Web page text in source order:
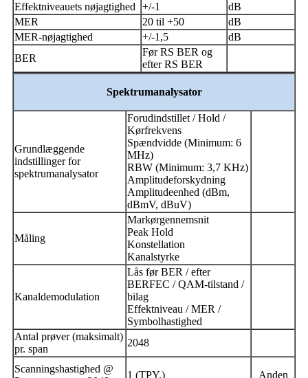
Effektniveauets nøjagtighed
+/-1
dB
MER
20 til +50
dB
MER-nøjagtighed
+/-1,5
dB
BER
Før RS BER og
efter RS ​​BER
Spektrumanalysator
Grundlæggende
indstillinger for
spektrumanalysator
Forudindstillet / Hold /
Kørfrekvens
Spændvidde (Minimum: 6
MHz)
RBW (Minimum: 3,7 KHz)
Amplitudeforskydning
Amplitudeenhed (dBm,
dBmV, dBuV)
Måling
Markørgennemsnit
Peak Hold
Konstellation
Kanalstyrke
Kanaldemodulation
Lås før BER / efter
BERFEC / QAM-tilstand /
bilag
Effektniveau / MER /
Symbolhastighed
Antal prøver (maksimalt)
pr. span
2048
Scanningshastighed @
1 (TPY.) Anden